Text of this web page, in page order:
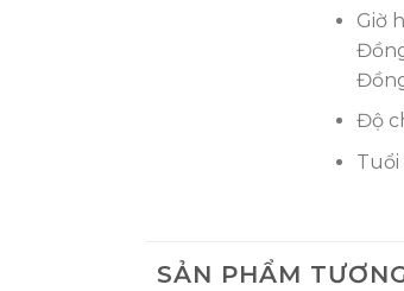
Giờ
Độ
Tuổi
SẢN PHẨM